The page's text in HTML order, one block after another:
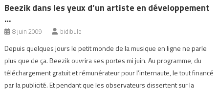
Beezik dans les yeux d’un artiste en développement
…
8 juin 2009 bidibule
Depuis quelques jours le petit monde de la musique en ligne ne parle
plus que de ça. Beezik ouvrira ses portes mi juin. Au programme, du
téléchargement gratuit et rémunérateur pour l’internaute, le tout financé
par la publicité. Et pendant que les observateurs dissertent sur la